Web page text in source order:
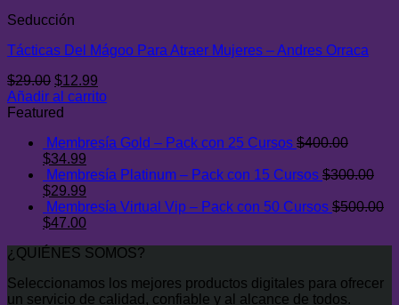
Seducción
Tácticas Del Mágoo Para Atraer Mujeres – Andres Orraca
$29.00 El
precio
original
$29.00.
$12.99
precio
$12.99.
Añadir al carrito
Featured
Membresía Gold – Pack con 25 Cursos $400.00
El
precio
original
era:
$400.00.
$34.99
precio
es:
$34.99.
Membresía Platinum – Pack con 15 Cursos $300.00
El
precio
original
$300.00.
$29.99
precio
actual
$29.99.
Membresía Virtual Vip – Pack con 50 Cursos $500.00
El
original
$500.00.
$47.00El
actual
$47.00.
¿QUIÉNES SOMOS?
Seleccionamos los mejores productos digitales para ofrecer
un servicio de calidad, confiable y al alcance de todos.